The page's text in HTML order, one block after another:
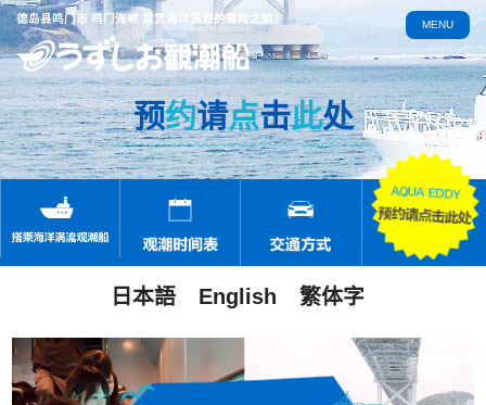
德岛县鸣门市 鸣门海峡 观赏海洋涡流的冒险之旅！
日本語 English 繁体字
MENU
预约请点击此处